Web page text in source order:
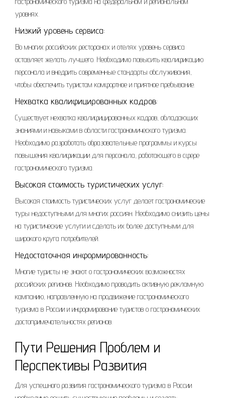
уровнях.
Низкий уровень сервиса:
Во многих российских ресторанах и отелях уровень сервиса
оставляет желать лучшего. Необходимо повысить квалификацию
персонала и внедрить современные стандарты обслуживания,
чтобы обеспечить туристам комфортное и приятное пребывание.
Нехватка квалифицированных кадров:
Существует нехватка квалифицированных кадров, обладающих
знаниями и навыками в области гастрономического туризма.
Необходимо разработать образовательные программы и курсы
повышения квалификации для персонала, работающего в сфере
гастрономического туризма.
Высокая стоимость туристических услуг:
Высокая стоимость туристических услуг делает гастрономические
туры недоступными для многих россиян. Необходимо снизить цены
на туристические услуги и сделать их более доступными для
широкого круга потребителей.
Недостаточная информированность:
Многие туристы не знают о гастрономических возможностях
российских регионов. Необходимо проводить активную рекламную
кампанию, направленную на продвижение гастрономического
туризма в России и информирование туристов о гастрономических
достопримечательностях регионов.
Пути Решения Проблем и
Перспективы Развития
Для успешного развития гастрономического туризма в России